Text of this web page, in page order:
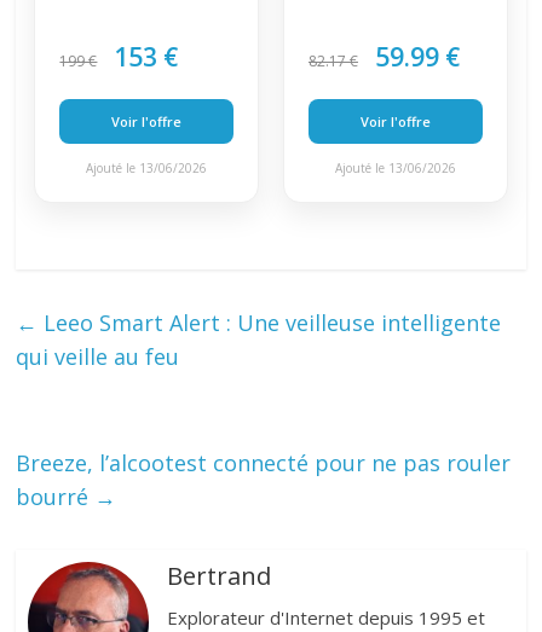
199 € 153 €
Voir l'offre
Ajouté le 13/06/2026
82.17 € 59.99 €
Voir l'offre
Ajouté le 13/06/2026
← Leeo Smart Alert : Une veilleuse intelligente
qui veille au feu
Breeze, l’alcootest connecté pour ne pas rouler
bourré →
Bertrand
Explorateur d'Internet depuis 1995 et